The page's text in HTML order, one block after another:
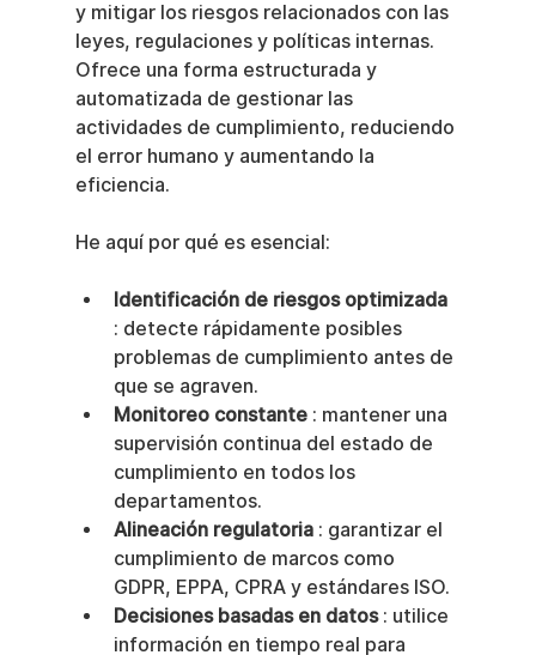
y mitigar los riesgos relacionados con las
leyes, regulaciones y políticas internas.
Ofrece una forma estructurada y
automatizada de gestionar las
actividades de cumplimiento, reduciendo
el error humano y aumentando la
eficiencia.
He aquí por qué es esencial:
Identificación de riesgos optimizada
: detecte rápidamente posibles
problemas de cumplimiento antes de
que se agraven.
Monitoreo constante : mantener una
supervisión continua del estado de
cumplimiento en todos los
departamentos.
Alineación regulatoria : garantizar el
cumplimiento de marcos como
GDPR, EPPA, CPRA y estándares ISO.
Decisiones basadas en datos : utilice
información en tiempo real para